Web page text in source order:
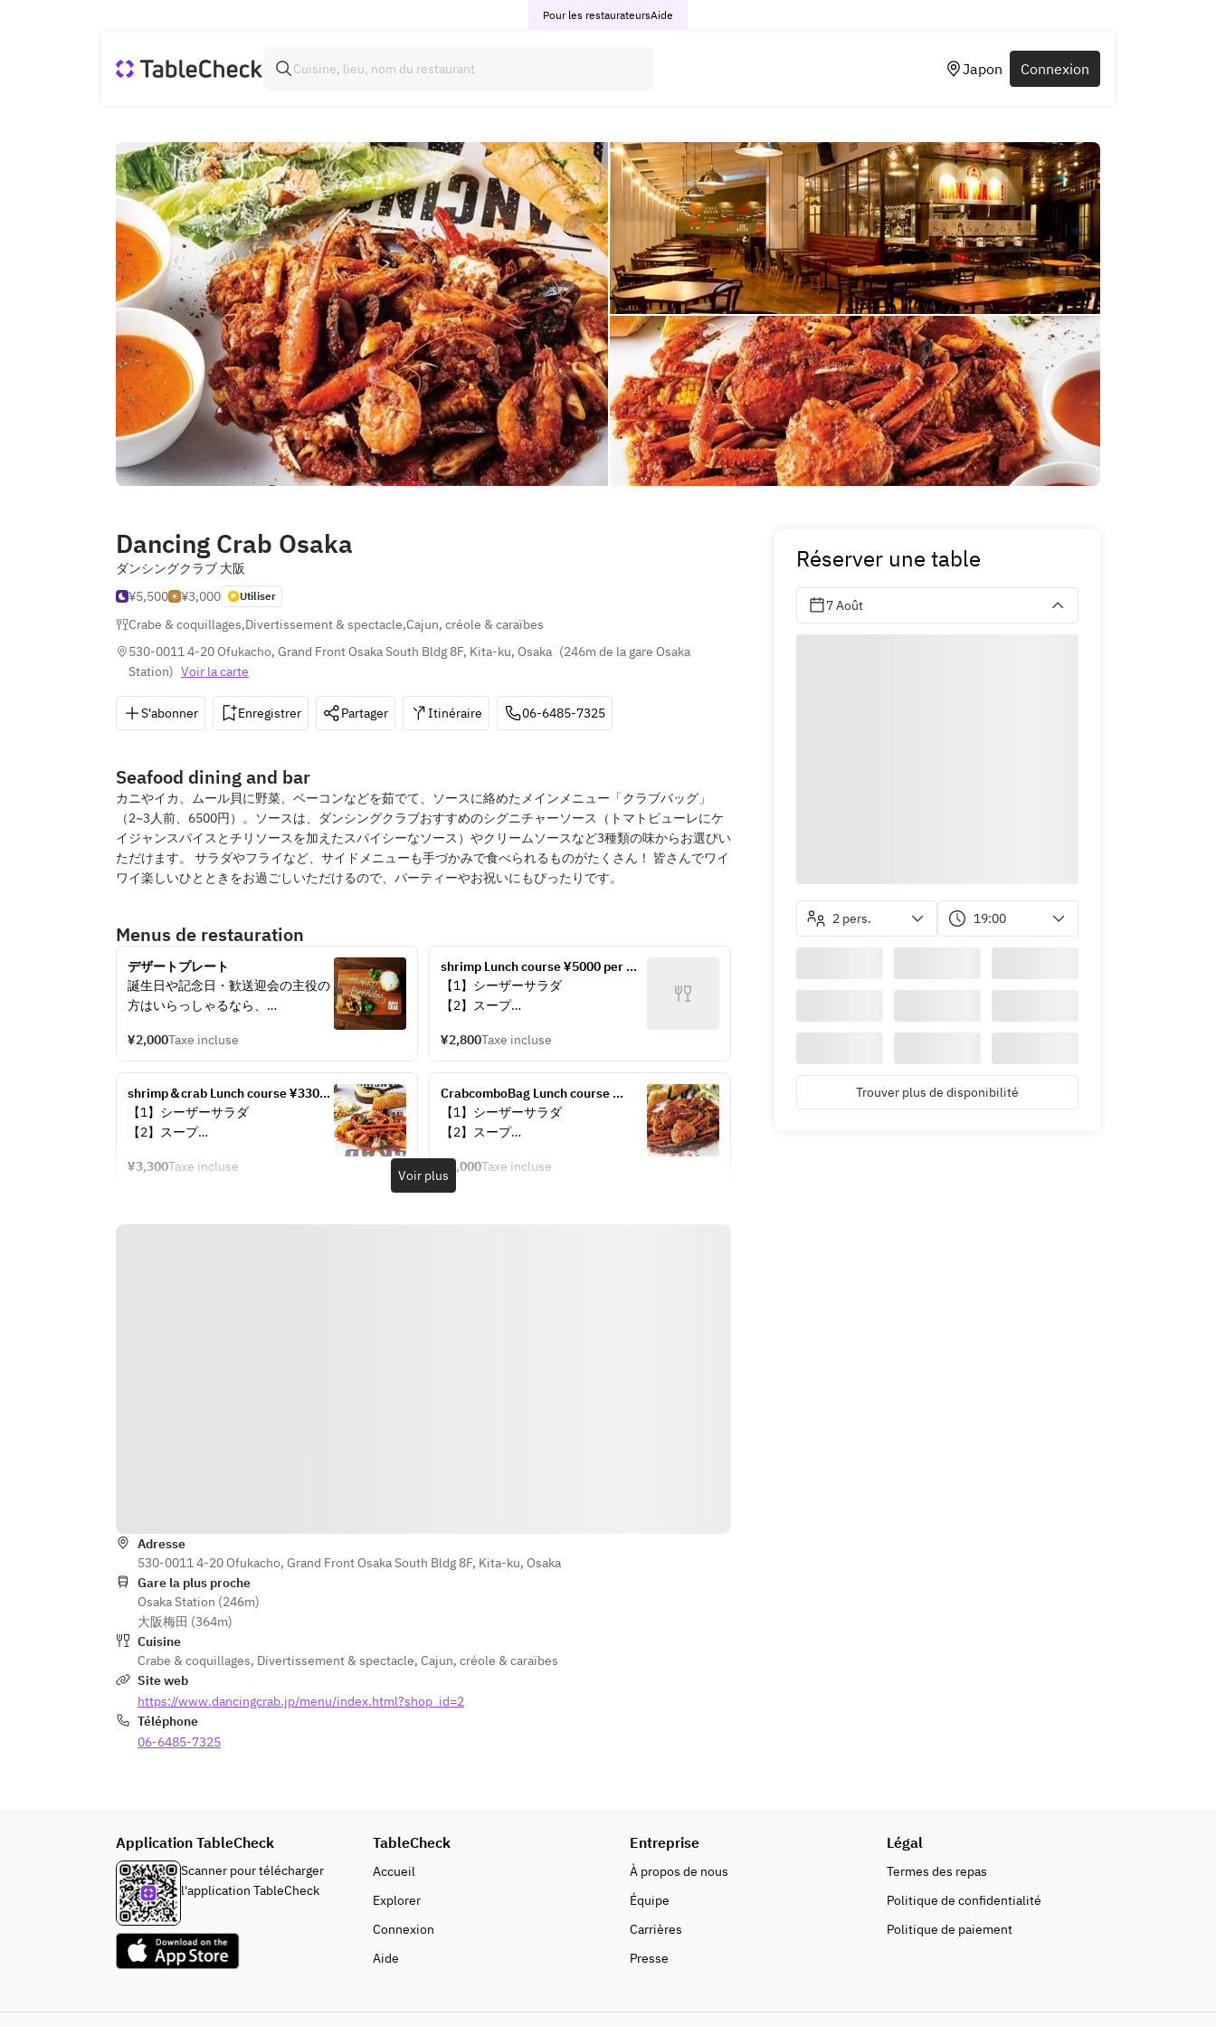
Pour les restaurateursAide
Japon Connexion
Dancing Crab Osaka
ダンシングクラブ 大阪
¥5,500
¥3,000 Utiliser
Crabe & coquillages,Divertissement & spectacle,Cajun, créole & caraïbes
530-0011 4-20 Ofukacho, Grand Front Osaka South Bldg 8F, Kita-ku, Osaka (246m de la gare Osaka
Station) Voir la carte
S'abonner Enregistrer Partager Itinéraire 06-6485-7325
Seafood dining and bar
カニやイカ、ムール貝に野菜、ベーコンなどを茹でて、ソースに絡めたメインメニュー「クラブバッグ」
（2~3人前、6500円）。ソースは、ダンシングクラブおすすめのシグニチャーソース（トマトピューレにケ
イジャンスパイスとチリソースを加えたスパイシーなソース）やクリームソースなど3種類の味からお選びい
ただけます。 サラダやフライなど、サイドメニューも手づかみで食べられるものがたくさん！ 皆さんでワイ
ワイ楽しいひとときをお過ごしいただけるので、パーティーやお祝いにもぴったりです。
Menus de restauration
デザートプレート
誕生日や記念日・歓送迎会の主役の
方はいらっしゃるなら、
毎時間45分頃に始まるダンスタイム
にダンサーがメッセージプレートを
お席までお届け！
店内全体がお祝いムード一色に染ま
ります！
※お写真はイメージです。予告なし
出させていただきます。
¥2,000Taxe incluse
shrimp Lunch course ¥5000 per
person
【1】シーザーサラダ
【2】スープ
バッグ（パスタ入り）
【4】パン(食べ放題)
※ご注文時にコンボバッグのソース
をお選び下さい。
¥2,800Taxe incluse
shrimp＆crab Lunch course ¥3300
per person
【1】シーザーサラダ
【2】スープ
バッグ（パスタ入り）
¥3,300Taxe incluse
CrabcomboBag Lunch course
¥5000 per person
【1】シーザーサラダ
【2】スープ
バッグ（パスタ入り）
【4】パン(食べ放題)
¥5,000Taxe incluse
Voir plus
Adresse
530-0011 4-20 Ofukacho, Grand Front Osaka South Bldg 8F, Kita-ku, Osaka
Gare la plus proche
Osaka Station (246m)
大阪梅田 (364m)
Cuisine
Crabe & coquillages, Divertissement & spectacle, Cajun, créole & caraïbes
Site web
https://www.dancingcrab.jp/menu/index.html?shop_id=2
Téléphone
06-6485-7325
Réserver une table
7 Août
2 pers. 19:00
Trouver plus de disponibilité
Application TableCheck
Scanner pour télécharger
l'application TableCheck
TableCheck
Accueil
Explorer
Connexion
Aide
Entreprise
À propos de nous
Équipe
Carrières
Presse
Légal
Termes des repas
Politique de confidentialité
Politique de paiement